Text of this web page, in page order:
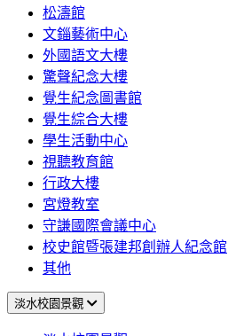
松濤館
文錙藝術中心
外國語文大樓
驚聲紀念大樓
覺生紀念圖書館
覺生綜合大樓
學生活動中心
視聽教育館
行政大樓
宮燈教室
守謙國際會議中心
校史館暨張建邦創辦人紀念館
其他
淡水校園景觀